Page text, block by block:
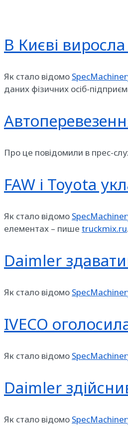
В Києві
Як стало відомо
даних фізичних осіб-
Про це повідомили в прес-
FAW і Toyota
Як стало відомо
елементах – пише truckmix.ru.
Daimler
Як стало відомо
IVECO
Як стало відомо
Daimler
Як стало відомо